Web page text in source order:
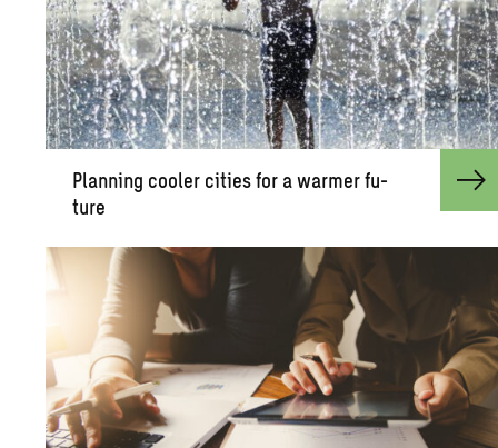
Plan­ning cooler cities for a warmer fu­
ture